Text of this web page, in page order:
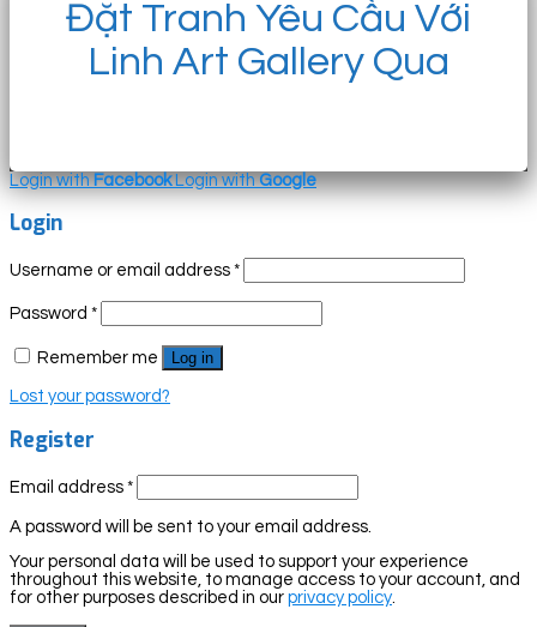
Đặt Tranh Yêu Cầu Với
Linh Art Gallery Qua
Login withFacebook Login withGoogle
Login
Username or email address *
Password *
Remember me Log in
Lost your password?
Register
Email address *
A password will be sent to your email address.
Your personal data will be used to support your experience
throughout this website, to manage access to your account, and
for other purposes described in our privacy policy.